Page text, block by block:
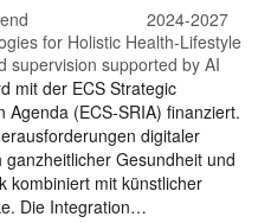
2024-2027
for Holistic Health-Lifestyle
supervision supported by AI
mit der ECS Strategic
Agenda (ECS-SRIA) finanziert.
digitaler
Gesundheit und
kombiniert mit künstlicher
Die Integration…